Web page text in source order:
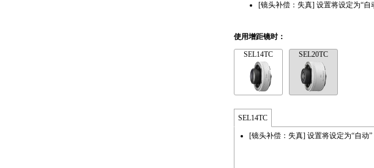
[镜头补偿：失真] 设置将设定为“自
使用增距镜时：
SEL14TC SEL20TC
SEL14TC
[镜头补偿：失真] 设置将设定为“自动”